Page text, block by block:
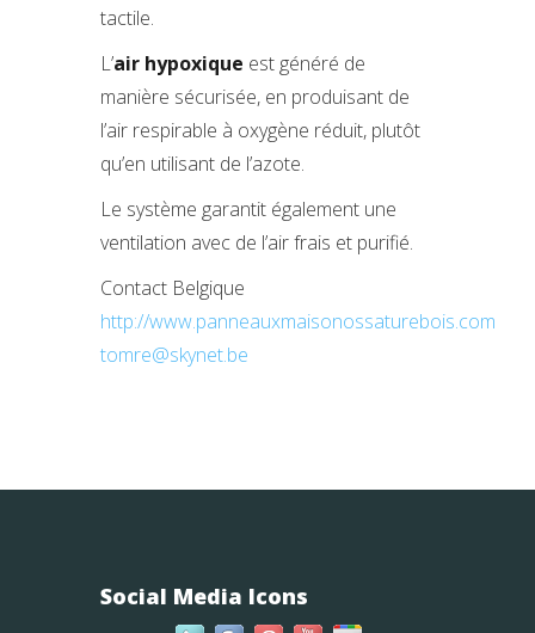
tactile.
L’air hypoxique est généré de
manière sécurisée, en produisant de
l’air respirable à oxygène réduit, plutôt
qu’en utilisant de l’azote.
Le système garantit également une
ventilation avec de l’air frais et purifié.
Contact Belgique
http://www.panneauxmaisonossaturebois.com
tomre@skynet.be
Social Media Icons